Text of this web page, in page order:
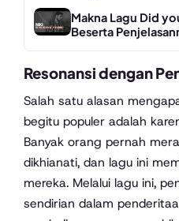
Makna Lagu Did
Beserta
Resonansi dengan
Salah satu alasan
begitu populer adalah
Banyak orang pernah
dikhianati, dan lagu ini
mereka. Melalui lagu ini,
sendirian dalam